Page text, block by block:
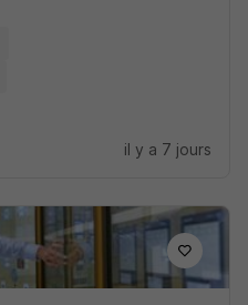
il y a 7 jours